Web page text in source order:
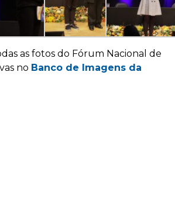
as fotos do Fórum Nacional de
no Banco de Imagens da